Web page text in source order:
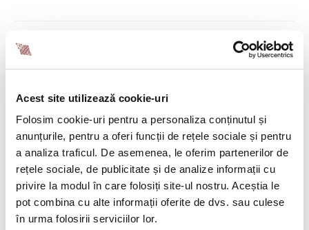
Acest site utilizează cookie-uri
Folosim cookie-uri pentru a personaliza conținutul și
anunțurile, pentru a oferi funcții de rețele sociale și pentru
a analiza traficul. De asemenea, le oferim partenerilor de
rețele sociale, de publicitate și de analize informații cu
privire la modul în care folosiți site-ul nostru. Aceștia le
pot combina cu alte informații oferite de dvs. sau culese
în urma folosirii serviciilor lor.
Noutati Promotii HR Recrutare